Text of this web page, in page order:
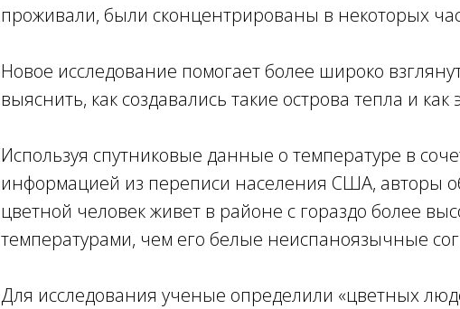
проживали, были сконцентрированы в некоторых
Новое исследование помогает более широко
выяснить, как создавались такие острова тепла и
Используя спутниковые данные о температуре в
информацией из переписи населения США, авторы
цветной человек живет в районе с гораздо более
температурами, чем его белые неиспаноязычные
Для исследования ученые определили «цветных